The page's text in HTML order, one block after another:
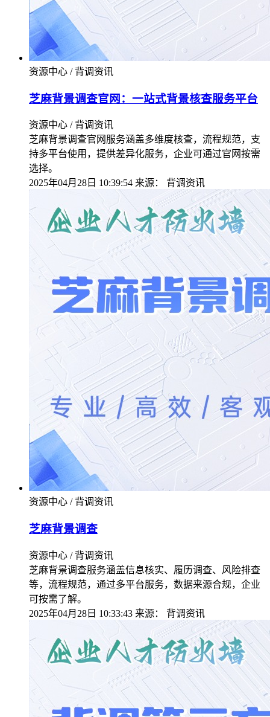
资源中心 / 背调资讯
芝麻背景调查官网：一站式背景核查服务平台
资源中心 / 背调资讯
芝麻背景调查官网服务涵盖多维度核查，流程规范，支
持多平台使用，提供差异化服务，企业可通过官网按需
选择。
2025年04月28日 10:39:54 来源： 背调资讯
资源中心 / 背调资讯
芝麻背景调查
资源中心 / 背调资讯
芝麻背景调查服务涵盖信息核实、履历调查、风险排查
等，流程规范，通过多平台服务，数据来源合规，企业
可按需了解。
2025年04月28日 10:33:43 来源： 背调资讯